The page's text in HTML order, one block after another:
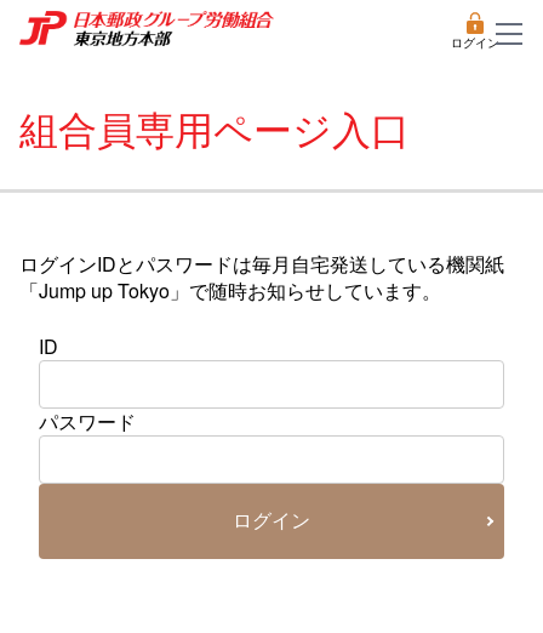
ログイン
組合員専用ページ入口
ログインIDとパスワードは毎月自宅発送している機関紙
「Jump up Tokyo」で随時お知らせしています。
ID
パスワード
ログイン